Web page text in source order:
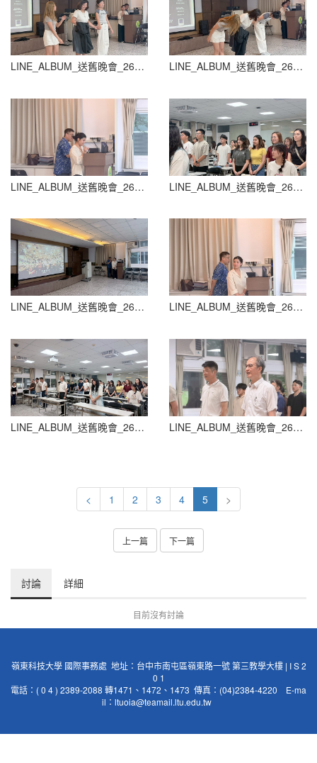
LINE_ALBUM_送舊晚會_260604_146 LINE_ALBUM_送舊晚會_260604_147
LINE_ALBUM_送舊晚會_260604_148 LINE_ALBUM_送舊晚會_260604_149
LINE_ALBUM_送舊晚會_260604_150 LINE_ALBUM_送舊晚會_260604_151
LINE_ALBUM_送舊晚會_260604_152 LINE_ALBUM_送舊晚會_260604_153
< 1 2 3 4 5 >
上一篇 下一篇
討論 詳細
目前沒有討論
嶺東科技大學 國際事務處 地址：台中市南屯區嶺東路一號 第三教學大樓 | I S 2
0 1
電話：( 0 4 ) 2389-2088 轉1471、1472、1473 傳真：(04)2384-4220 E-ma
il： ltuoia@teamail.ltu.edu.tw